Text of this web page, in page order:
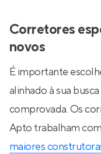
Corretores
novos
É importante
alinhado à sua
comprovada. Os
Apto trabalham
maiores